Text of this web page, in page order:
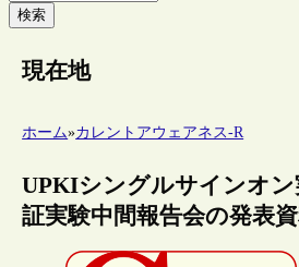
検索
現在地
ホーム»カレントアウェアネス-R
UPKIシングルサインオン
証実験中間報告会の発表